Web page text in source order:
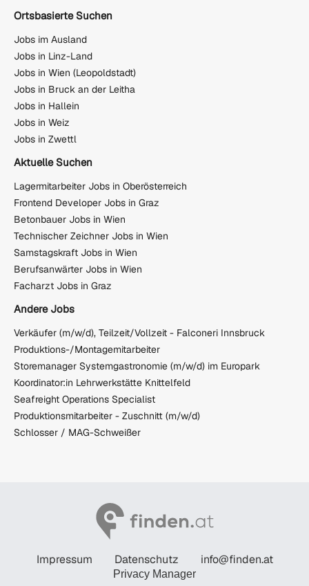
Ortsbasierte Suchen
Jobs im Ausland
Jobs in Linz-Land
Jobs in Wien (Leopoldstadt)
Jobs in Bruck an der Leitha
Jobs in Hallein
Jobs in Weiz
Jobs in Zwettl
Aktuelle Suchen
Lagermitarbeiter Jobs in Oberösterreich
Frontend Developer Jobs in Graz
Betonbauer Jobs in Wien
Technischer Zeichner Jobs in Wien
Samstagskraft Jobs in Wien
Berufsanwärter Jobs in Wien
Facharzt Jobs in Graz
Andere Jobs
Verkäufer (m/w/d), Teilzeit/Vollzeit - Falconeri Innsbruck
Produktions-/Montagemitarbeiter
Storemanager Systemgastronomie (m/w/d) im Europark
Koordinator:in Lehrwerkstätte Knittelfeld
Seafreight Operations Specialist
Produktionsmitarbeiter - Zuschnitt (m/w/d)
Schlosser / MAG-Schweißer
Impressum Datenschutz info@finden.at
Privacy Manager